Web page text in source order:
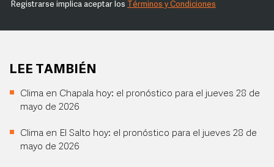
Registrarse implica aceptar los Términos y Condiciones
LEE TAMBIÉN
Clima en Chapala hoy: el pronóstico para el jueves 28 de
mayo de 2026
Clima en El Salto hoy: el pronóstico para el jueves 28 de
mayo de 2026